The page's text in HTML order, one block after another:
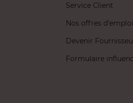
Service Client
Nos offres
Devenir
Formulaire